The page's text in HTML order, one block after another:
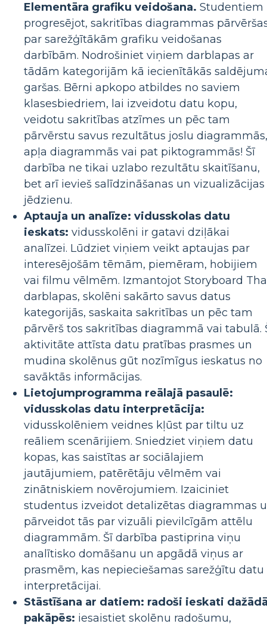
Elementāra grafiku veidošana. Studentiem
progresējot, sakritības diagrammas
par sarežģītākām grafiku veidošanas
darbībām. Nodrošiniet viņiem darblapas ar
tādām kategorijām kā iecienītākās
garšas. Bērni apkopo atbildes no saviem
klasesbiedriem, lai izveidotu datu kopu,
veidotu sakritības atzīmes un pēc tam
pārvērstu savus rezultātus joslu diagrammās,
apļa diagrammās vai pat piktogrammās! Šī
darbība ne tikai uzlabo rezultātu skaitīšanu,
bet arī ievieš salīdzināšanas un vizualizācijas
jēdzienu.
Aptauja un analīze: vidusskolas datu
ieskats: vidusskolēni ir gatavi dziļākai
analīzei. Lūdziet viņiem veikt aptaujas par
interesējošām tēmām, piemēram, hobijiem
vai filmu vēlmēm. Izmantojot Storyboard
darblapas, skolēni sakārto savus datus
kategorijās, saskaita sakritības un pēc tam
pārvērš tos sakritības diagrammā vai tabulā.
aktivitāte attīsta datu pratības prasmes un
mudina skolēnus gūt nozīmīgus ieskatus no
savāktās informācijas.
Lietojumprogramma reālajā pasaulē:
vidusskolas datu interpretācija:
vidusskolēniem veidnes kļūst par tiltu uz
reāliem scenārijiem. Sniedziet viņiem datu
kopas, kas saistītas ar sociālajiem
jautājumiem, patērētāju vēlmēm vai
zinātniskiem novērojumiem. Izaiciniet
studentus izveidot detalizētas diagrammas
pārveidot tās par vizuāli pievilcīgām attēlu
diagrammām. Šī darbība pastiprina viņu
analītisko domāšanu un apgādā viņus ar
prasmēm, kas nepieciešamas sarežģītu datu
interpretācijai.
Stāstīšana ar datiem: radoši ieskati
pakāpēs: iesaistiet skolēnu radošumu,